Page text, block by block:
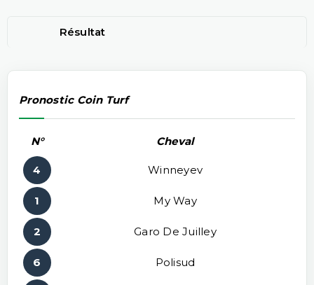
Résultat
Pronostic Coin Turf
N° Cheval
4 Winneyev
1 My Way
2 Garo De Juilley
6 Polisud